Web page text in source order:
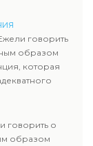
говорить
образом
которая
говорить о
образом